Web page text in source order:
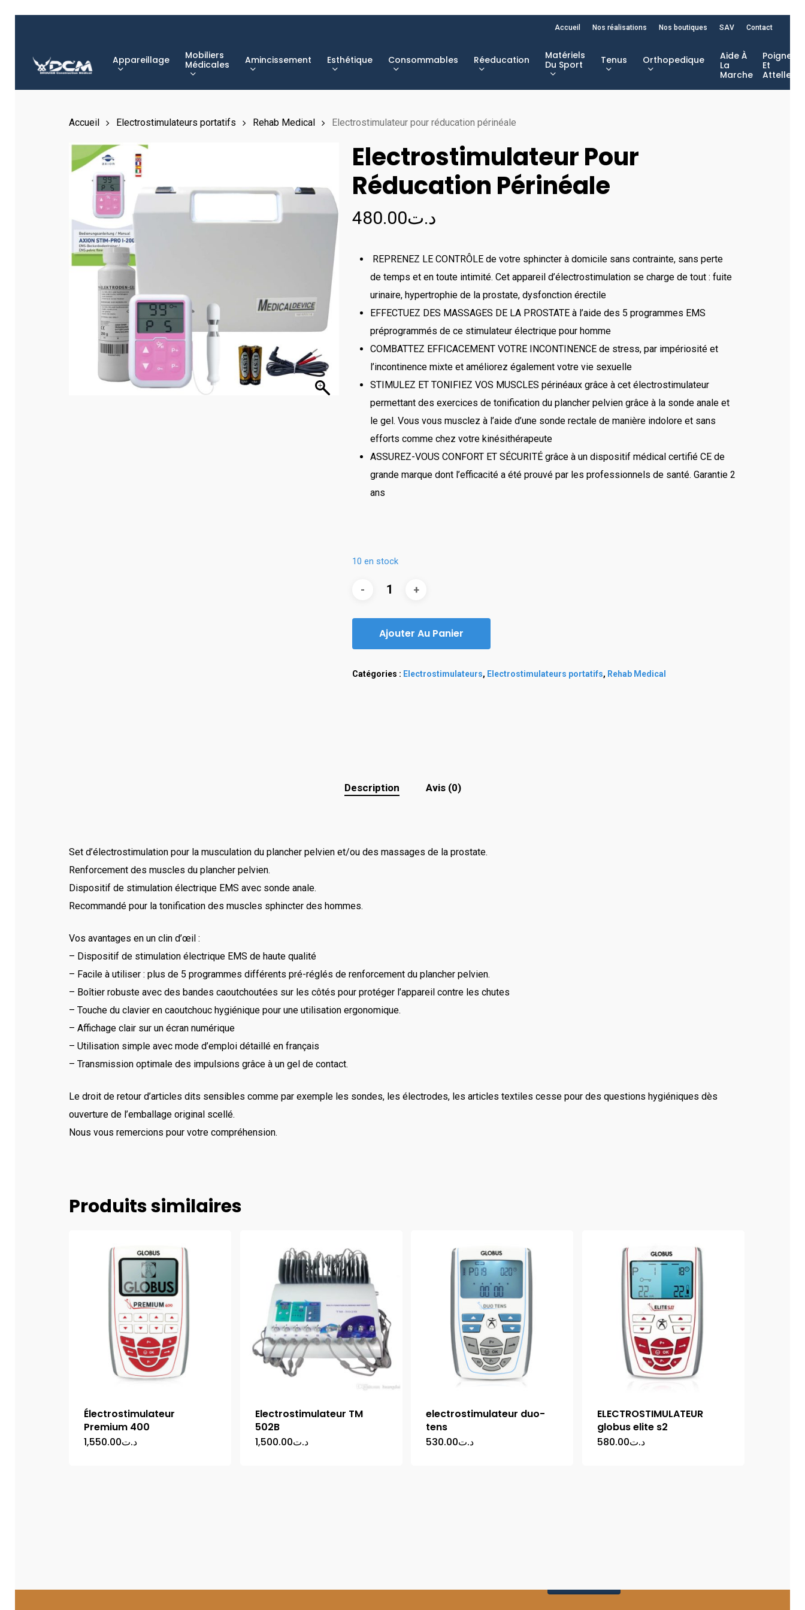
Accueil Nos réalisations Nos boutiques SAV Contact
Hit enter to search or ESC to close
Appareillage
Mobiliers
Médicales
Amincissement Esthétique Consommables Réeducation
Matériels
Du Sport
Tenus Orthopedique
Aide À
La
Marche
Poignet
Et
Attelles
Accueil Electrostimulateurs portatifs Rehab Medical Electrostimulateur pour réducation périnéale
Electrostimulateur Pour
Réducation Périnéale
د.ت480.00
REPRENEZ LE CONTRÔLE de votre sphincter à domicile sans contrainte, sans perte
de temps et en toute intimité. Cet appareil d’électrostimulation se charge de tout : fuite
urinaire, hypertrophie de la prostate, dysfonction érectile
EFFECTUEZ DES MASSAGES DE LA PROSTATE à l’aide des 5 programmes EMS
préprogrammés de ce stimulateur électrique pour homme
COMBATTEZ EFFICACEMENT VOTRE INCONTINENCE de stress, par impériosité et
l’incontinence mixte et améliorez également votre vie sexuelle
STIMULEZ ET TONIFIEZ VOS MUSCLES périnéaux grâce à cet électrostimulateur
permettant des exercices de tonification du plancher pelvien grâce à la sonde anale et
le gel. Vous vous musclez à l’aide d’une sonde rectale de manière indolore et sans
efforts comme chez votre kinésithérapeute
ASSUREZ-VOUS CONFORT ET SÉCURITÉ grâce à un dispositif médical certifié CE de
grande marque dont l’efficacité a été prouvé par les professionnels de santé. Garantie 2
ans
10 en stock
Ajouter Au Panier
Catégories : Electrostimulateurs, Electrostimulateurs portatifs, Rehab Medical
Description Avis (0)
Set d’électrostimulation pour la musculation du plancher pelvien et/ou des massages de la prostate.
Renforcement des muscles du plancher pelvien.
Dispositif de stimulation électrique EMS avec sonde anale.
Recommandé pour la tonification des muscles sphincter des hommes.
Vos avantages en un clin d’œil :
– Dispositif de stimulation électrique EMS de haute qualité
– Facile à utiliser : plus de 5 programmes différents pré-réglés de renforcement du plancher pelvien.
– Boîtier robuste avec des bandes caoutchoutées sur les côtés pour protéger l’appareil contre les chutes
– Touche du clavier en caoutchouc hygiénique pour une utilisation ergonomique.
– Affichage clair sur un écran numérique
– Utilisation simple avec mode d’emploi détaillé en français
– Transmission optimale des impulsions grâce à un gel de contact.
Le droit de retour d’articles dits sensibles comme par exemple les sondes, les électrodes, les articles textiles cesse pour des questions hygiéniques dès
ouverture de l’emballage original scellé.
Nous vous remercions pour votre compréhension.
Produits similaires
Électrostimulateur
Premium 400
د.ت1,550.00
Electrostimulateur TM
502B
د.ت1,500.00
electrostimulateur duo-
tens
د.ت530.00
ELECTROSTIMULATEUR
globus elite s2
د.ت580.00